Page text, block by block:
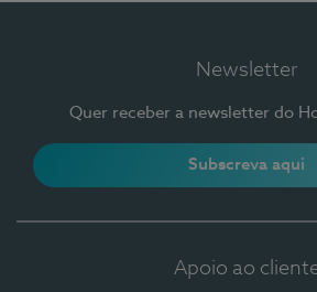
Newsletter
Quer receber a newsletter do
Subscreva aqui
Apoio ao